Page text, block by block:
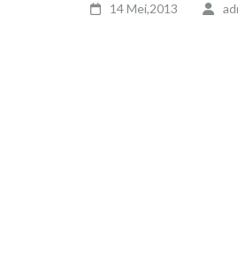
14 Mei,2013